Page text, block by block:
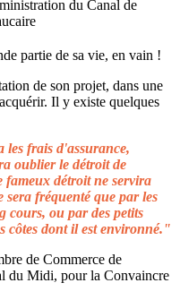
partie de sa vie, en vain !
de son projet, dans une
Il y existe quelques
les frais d'assurance,
oublier le détroit de
fameux détroit ne servira
sera fréquenté que par les
cours, ou par des petits
côtes dont il est environné."
de Commerce de
du Midi, pour la Convaincre